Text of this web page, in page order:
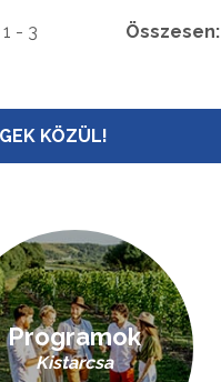
1 - 3 Összesen:
KÖZÜL!
Programok
Kistarcsa